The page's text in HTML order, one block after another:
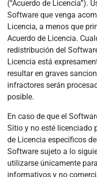
(“Acuerdo de Licencia”).
Software que venga
Licencia, a menos que
Acuerdo de Licencia.
redistribución del
Licencia está
resultar en graves
infractores serán
posible.
En caso de que el
Sitio y no esté licenciado
de Licencia específicos
Software sujeto a lo
utilizarse únicamente
informativos y no